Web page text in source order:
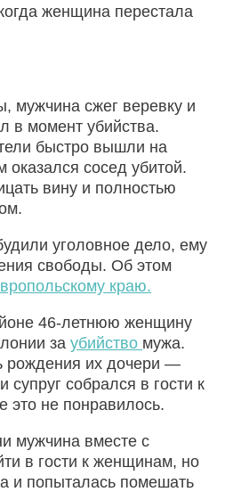
женщина перестала
мужчина сжег веревку и
в момент убийства.
быстро вышли на
сосед убитой.
вину и полностью
уголовное дело, ему
свободы. Об этом
краю.
46-летнюю женщину
за убийство мужа.
рождения их дочери —
супруг собрался в гости к
это не понравилось.
мужчина вместе с
в гости к женщинам, но
и попыталась помешать